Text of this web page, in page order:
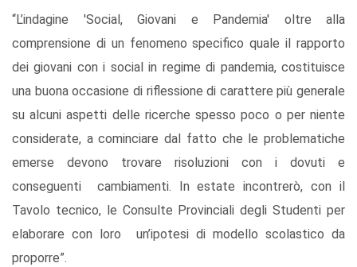
“L’indagine 'Social, Giovani e Pandemia' oltre alla
comprensione di un fenomeno specifico quale il rapporto
dei giovani con i social in regime di pandemia, costituisce
una buona occasione di riflessione di carattere più generale
su alcuni aspetti delle ricerche spesso poco o per niente
considerate, a cominciare dal fatto che le problematiche
emerse devono trovare risoluzioni con i dovuti e
conseguenti cambiamenti. In estate incontrerò, con il
Tavolo tecnico, le Consulte Provinciali degli Studenti per
elaborare con loro un’ipotesi di modello scolastico da
proporre”.